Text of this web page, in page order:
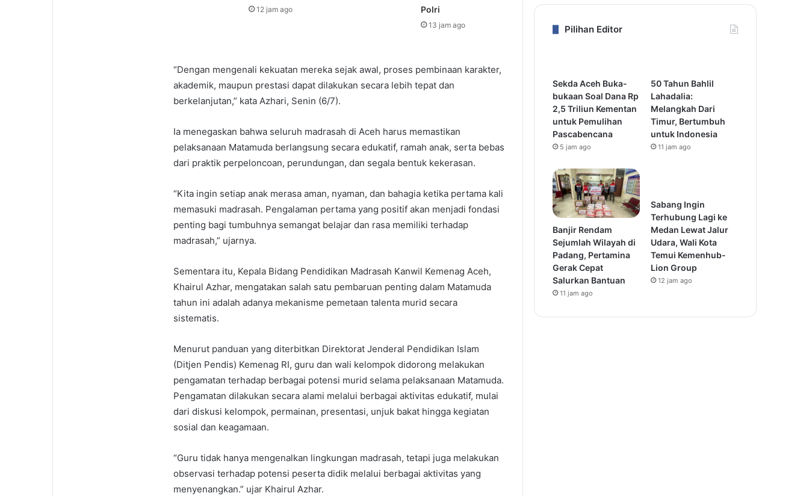
12 jam ago
Polri
13 jam ago
“Dengan mengenali kekuatan mereka sejak awal, proses pembinaan karakter,
akademik, maupun prestasi dapat dilakukan secara lebih tepat dan
berkelanjutan,” kata Azhari, Senin (6/7).
Ia menegaskan bahwa seluruh madrasah di Aceh harus memastikan
pelaksanaan Matamuda berlangsung secara edukatif, ramah anak, serta bebas
dari praktik perpeloncoan, perundungan, dan segala bentuk kekerasan.
“Kita ingin setiap anak merasa aman, nyaman, dan bahagia ketika pertama kali
memasuki madrasah. Pengalaman pertama yang positif akan menjadi fondasi
penting bagi tumbuhnya semangat belajar dan rasa memiliki terhadap
madrasah,” ujarnya.
Sementara itu, Kepala Bidang Pendidikan Madrasah Kanwil Kemenag Aceh,
Khairul Azhar, mengatakan salah satu pembaruan penting dalam Matamuda
tahun ini adalah adanya mekanisme pemetaan talenta murid secara
sistematis.
Menurut panduan yang diterbitkan Direktorat Jenderal Pendidikan Islam
(Ditjen Pendis) Kemenag RI, guru dan wali kelompok didorong melakukan
pengamatan terhadap berbagai potensi murid selama pelaksanaan Matamuda.
Pengamatan dilakukan secara alami melalui berbagai aktivitas edukatif, mulai
dari diskusi kelompok, permainan, presentasi, unjuk bakat hingga kegiatan
sosial dan keagamaan.
“Guru tidak hanya mengenalkan lingkungan madrasah, tetapi juga melakukan
observasi terhadap potensi peserta didik melalui berbagai aktivitas yang
menyenangkan.” ujar Khairul Azhar.
Pilihan Editor
Sekda Aceh Buka-
bukaan Soal Dana Rp
2,5 Triliun Kementan
untuk Pemulihan
Pascabencana
5 jam ago
50 Tahun Bahlil
Lahadalia:
Melangkah Dari
Timur, Bertumbuh
untuk Indonesia
11 jam ago
Banjir Rendam
Sejumlah Wilayah di
Padang, Pertamina
Gerak Cepat
Salurkan Bantuan
11 jam ago
Sabang Ingin
Terhubung Lagi ke
Medan Lewat Jalur
Udara, Wali Kota
Temui Kemenhub-
Lion Group
12 jam ago